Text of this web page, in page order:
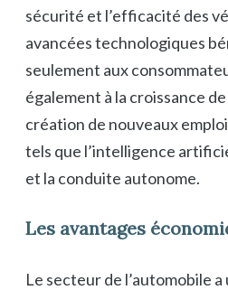
sécurité et l’efficacité des
avancées technologiques
seulement aux
également à la croissance
création de nouveaux
tels que l’intelligence
et la conduite autonome.
Les avantages
Le secteur de l’automobile